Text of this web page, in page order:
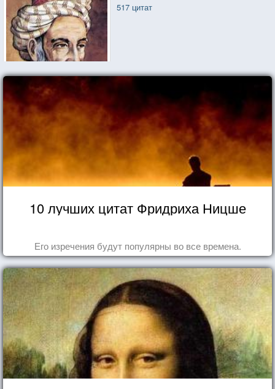
517 цитат
10 лучших цитат Фридриха Ницше
Его изречения будут популярны во все времена.